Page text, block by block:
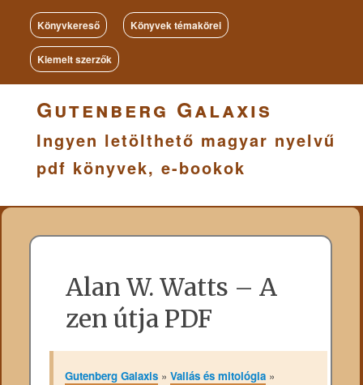
Könyvkereső Könyvek témakörei
Kiemelt szerzők
Gutenberg Galaxis
Ingyen letölthető magyar nyelvű
pdf könyvek, e-bookok
Alan W. Watts – A
zen útja PDF
Gutenberg Galaxis» Vallás és mitológia»